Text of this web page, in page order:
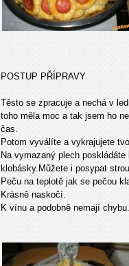
POSTUP PŘÍPRAVY
Těsto se zpracuje a nechá v
toho měla moc a tak jsem ho
čas.
Potom vyválíte a vykrajujete
Na vymazaný plech
klobásky.Můžete i posypat
Peču na teplotě jak se pečou
Krásně naskočí.
K vínu a podobně nemají chybu.